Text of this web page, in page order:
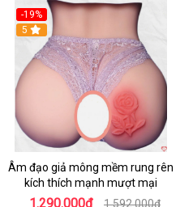
-19%
Hot
5
Âm đạo giả mông mềm rung rên
kích thích mạnh mượt mại
1.290.000₫ 1.592.000₫